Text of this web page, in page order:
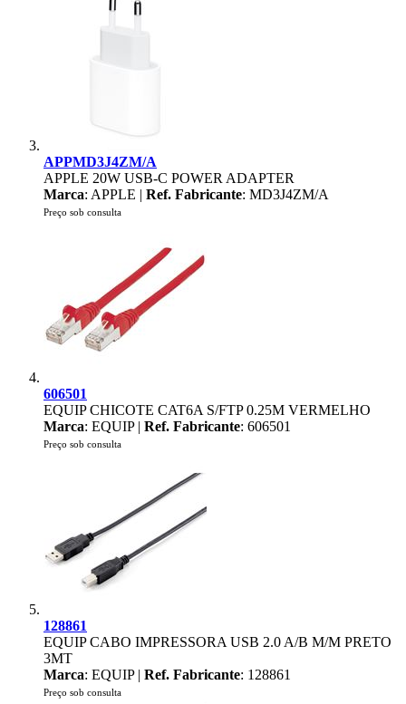
APPMD3J4ZM/A
APPLE 20W USB-C POWER ADAPTER
Marca: APPLE | Ref. Fabricante: MD3J4ZM/A
Preço sob consulta
606501
EQUIP CHICOTE CAT6A S/FTP 0.25M VERMELHO
Marca: EQUIP | Ref. Fabricante: 606501
Preço sob consulta
128861
EQUIP CABO IMPRESSORA USB 2.0 A/B M/M PRETO
3MT
Marca: EQUIP | Ref. Fabricante: 128861
Preço sob consulta